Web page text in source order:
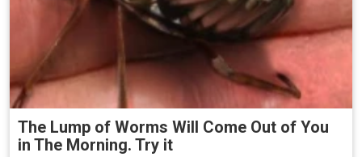
The Lump of Worms Will Come Out of You
in The Morning. Try it